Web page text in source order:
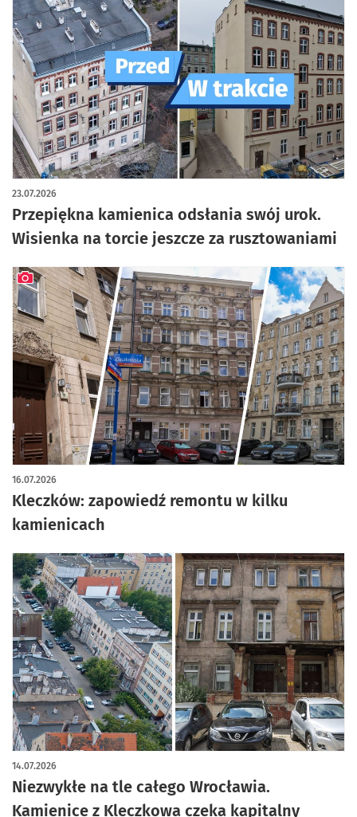
Przepiękna kamienica odsłania swój urok.
Wisienka na torcie jeszcze za rusztowaniami
23.07.2026
artykuł z galerią zdjęć
Kleczków: zapowiedź remontu w kilku
kamienicach
16.07.2026
artykuł z galerią zdjęć
Niezwykłe na tle całego Wrocławia.
Kamienice z Kleczkowa czeka kapitalny
14.07.2026